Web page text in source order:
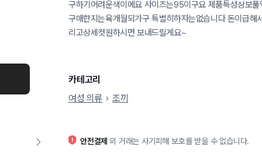
구하기어려운색이에요 사이즈는95이구요 제품특성상보
구매한지는육개월되가구 특별히하자는없습니다 돈이급해
리고상세컷원하시면 보내드릴게요~
카테고리
여성 의류
조끼
안전결제 외 거래는 사기피해 보호를 받을 수 없습니다.